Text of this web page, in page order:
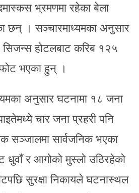
भ्रमणमा रहेका बेला
छन् । सञ्चारमाध्यमका अनुसार
सिजन्स होटलबाट करिब १२५
भएका हुन् ।
अनुसार घटनामा १८ जना
चार जना प्रहरी पनि
सञ्जालमा सार्वजनिक भएका
धुवाँ र आगोको मुस्लो उठिरहेको
सुरक्षा निकायले घटनास्थल